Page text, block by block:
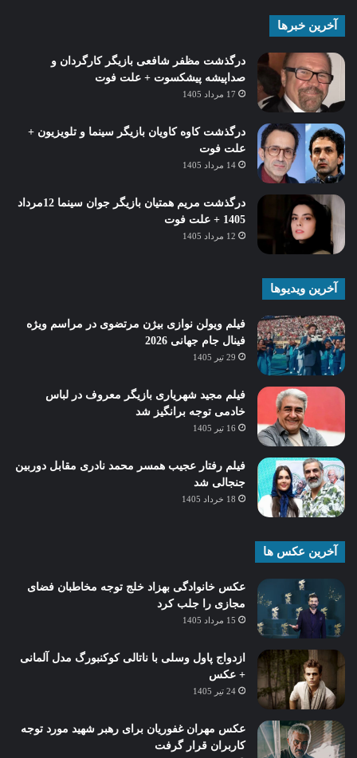
آخرین خبرها
درگذشت مظفر شافعی بازیگر کارگردان و
صداپیشه پیشکسوت + علت فوت
17 مرداد 1405
درگذشت کاوه کاویان بازیگر سینما و تلویزیون +
علت فوت
14 مرداد 1405
درگذشت مریم همتیان بازیگر جوان سینما 12مرداد
1405 + علت فوت
12 مرداد 1405
آخرین ویدیوها
فیلم ویولن نوازی بیژن مرتضوی در مراسم ویژه
فینال جام جهانی 2026
29 تیر 1405
فیلم مجید شهریاری بازیگر معروف در لباس
خادمی توجه برانگیز شد
16 تیر 1405
فیلم رفتار عجیب همسر محمد نادری مقابل دوربین
جنجالی شد
18 خرداد 1405
آخرین عکس ها
عکس خانوادگی بهزاد خلج توجه مخاطبان فضای
مجازی را جلب کرد
15 مرداد 1405
ازدواج پاول وسلی با ناتالی کوکنبورگ مدل آلمانی
+ عکس
24 تیر 1405
عکس مهران غفوریان برای رهبر شهید مورد توجه
کاربران قرار گرفت